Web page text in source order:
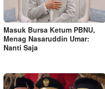
Masuk Bursa Ketum PBNU,
Menag Nasaruddin Umar:
Nanti Saja